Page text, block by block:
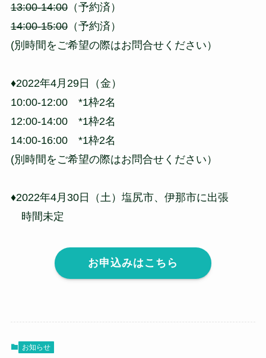
13:00-14:00（予約済）
14:00-15:00（予約済）
(別時間をご希望の際はお問合せください）
♦2022年4月29日（金）
10:00-12:00 *1枠2名
12:00-14:00 *1枠2名
14:00-16:00 *1枠2名
(別時間をご希望の際はお問合せください）
♦2022年4月30日（土）塩尻市、伊那市に出張
時間未定
お申込みはこちら
お知らせ